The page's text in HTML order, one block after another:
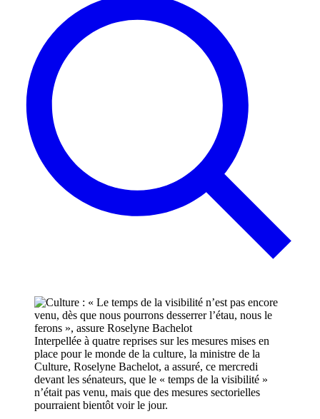
Interpellée à quatre reprises sur les mesures mises en
place pour le monde de la culture, la ministre de la
Culture, Roselyne Bachelot, a assuré, ce mercredi
devant les sénateurs, que le « temps de la visibilité »
n’était pas venu, mais que des mesures sectorielles
pourraient bientôt voir le jour.